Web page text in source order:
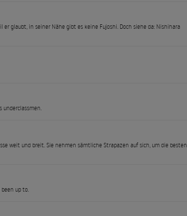
glaubt, in seiner Nähe gibt es keine Fujoshi. Doch siehe da: Nishihara
weit und breit. Sie nehmen sämtliche Strapazen auf sich, um die besten
up to.